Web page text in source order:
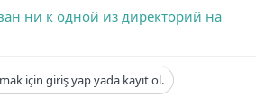
ни к одной из директорий на
için giriş yap yada kayıt ol.